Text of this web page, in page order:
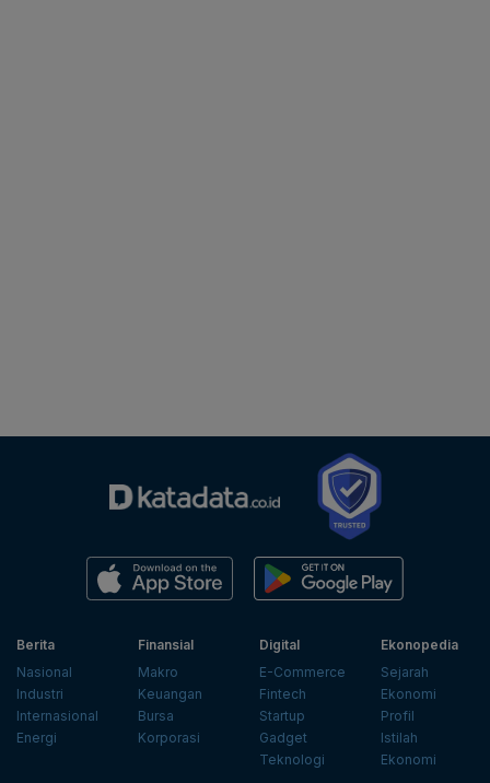
Berita
Nasional
Industri
Internasional
Energi
Finansial
Makro
Keuangan
Bursa
Korporasi
Digital
E-Commerce
Fintech
Startup
Gadget
Teknologi
Ekonopedia
Sejarah
Ekonomi
Profil
Istilah
Ekonomi